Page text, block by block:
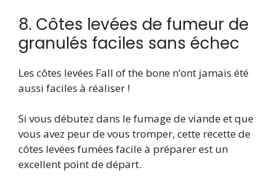
8. Côtes levées de fumeur de
granulés faciles sans échec
Les côtes levées Fall of the bone n’ont jamais été
aussi faciles à réaliser !
Si vous débutez dans le fumage de viande et que
vous avez peur de vous tromper, cette recette de
côtes levées fumées facile à préparer est un
excellent point de départ.